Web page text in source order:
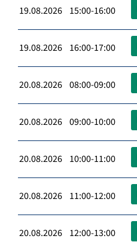
19.08.2026 15:00-16:00
19.08.2026 16:00-17:00
20.08.2026 08:00-09:00
20.08.2026 09:00-10:00
20.08.2026 10:00-11:00
20.08.2026 11:00-12:00
20.08.2026 12:00-13:00